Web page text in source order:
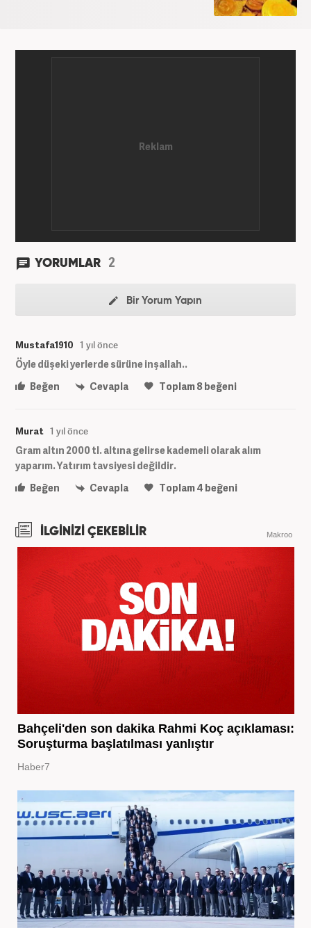
YORUMLAR 2
Bir Yorum Yapın
Mustafa1910 1 yıl önce
Öyle düşeki yerlerde sürüne inşallah..
Beğen
Cevapla Toplam8beğeni
Murat 1 yıl önce
Gram altın 2000 tl. altına gelirse kademeli olarak alım
yaparım. Yatırım tavsiyesi değildir.
Beğen
Cevapla Toplam4 beğeni
İLGİNİZİ ÇEKEBİLİR Makroo
Bahçeli'den son dakika Rahmi Koç açıklaması:
Soruşturma başlatılması yanlıştır
Haber7